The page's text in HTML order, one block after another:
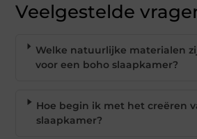
Veelgestelde
Welke natuurlijke materialen
voor een boho slaapkamer?
Hoe begin ik met het creëren
slaapkamer?